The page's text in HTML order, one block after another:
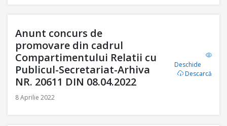
Anunt concurs de
promovare din cadrul
Compartimentului Relatii cu
Publicul-Secretariat-Arhiva
NR. 20611 DIN 08.04.2022
8 Aprilie 2022
Deschide
Descarcă